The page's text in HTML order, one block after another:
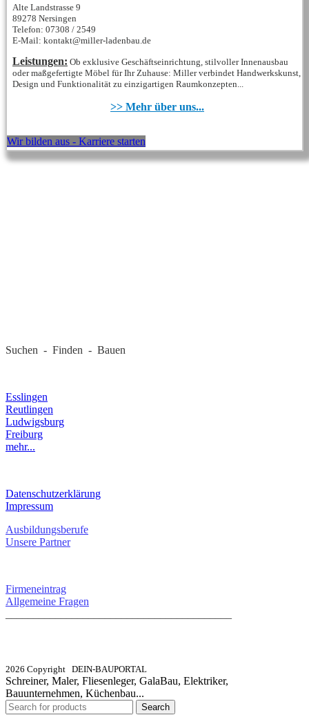
Alte Landstrasse 9
89278 Nersingen
Telefon: 07308 / 2549
E-Mail: kontakt@miller-ladenbau.de
Leistungen: Ob exklusive Geschäftseinrichtung, stilvoller Innenausbau
oder maßgefertigte Möbel für Ihr Zuhause: Miller verbindet Handwerkskunst,
Design und Funktionalität zu einzigartigen Raumkonzepten...
>> Mehr über uns...
Wir bilden aus - Karriere starten
Suchen - Finden - Bauen
Esslingen
Reutlingen
Ludwigsburg
Freiburg
mehr...
Datenschutzerklärung
Impressum
Ausbildungsberufe
Unsere Partner
Firmeneintrag
Allgemeine Fragen
2026 Copyright DEIN-BAUPORTAL
Schreiner, Maler, Fliesenleger, GalaBau, Elektriker,
Bauunternehmen, Küchenbau...
Search